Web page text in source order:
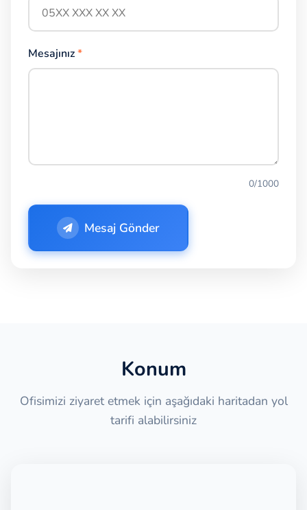
Mesajınız*
0/1000
Mesaj Gönder
Konum
Ofisimizi ziyaret etmek için aşağıdaki haritadan yol
tarifi alabilirsiniz